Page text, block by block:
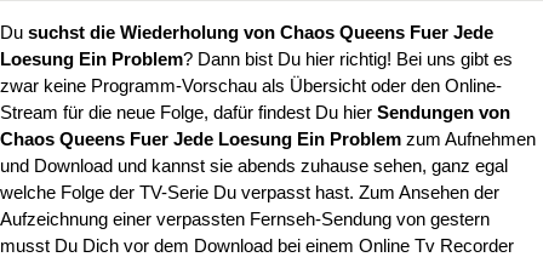
Du suchst die Wiederholung von Chaos Queens Fuer Jede
Loesung Ein Problem? Dann bist Du hier richtig! Bei uns gibt es
zwar keine Programm-Vorschau als Übersicht oder den Online-
Stream für die neue Folge, dafür findest Du hier Sendungen von
Chaos Queens Fuer Jede Loesung Ein Problem zum Aufnehmen
und Download und kannst sie abends zuhause sehen, ganz egal
welche Folge der TV-Serie Du verpasst hast. Zum Ansehen der
Aufzeichnung einer verpassten Fernseh-Sendung von gestern
musst Du Dich vor dem Download bei einem Online Tv Recorder